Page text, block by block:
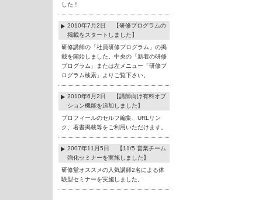
した！
2010年7月2日 【研修プログラムの
掲載をスタートしました】
研修講師の「社員研修プログラム」の掲
載を開始しました。中央の「新着の研修
プログラム」または左メニュー「研修プ
ログラム検索」よりご覧下さい。
2010年6月2日 【講師向け有料オプ
ション機能を追加しました】
プロフィールのセルフ編集、URLリン
ク、著書掲載等をご利用いただけます。
2007年11月5日 【11/5 営業チーム
強化セミナーを実施しました】
研修堂オススメの人気講師2名による体
験型セミナーを実施しました。